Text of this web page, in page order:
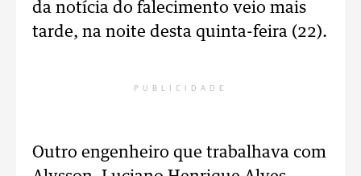
da notícia do falecimento veio mais
tarde, na noite desta quinta-feira (22).
PUBLICIDADE
Outro engenheiro que trabalhava com